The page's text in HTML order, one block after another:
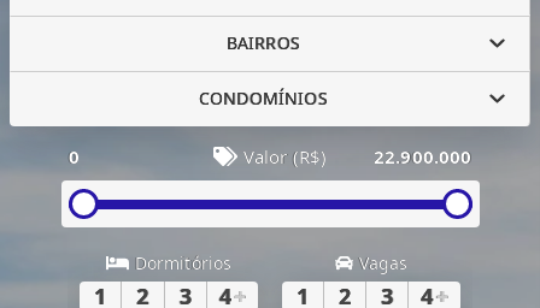
BAIRROS
CONDOMÍNIOS
0 Valor (R$) 22.900.000
Dormitórios
1 2 3 4+
Vagas
1 2 3 4+